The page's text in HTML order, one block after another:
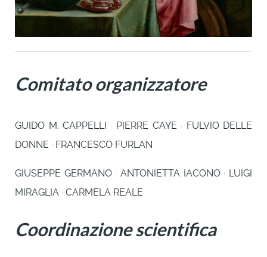
Comitato organizzatore
GUIDO M. CAPPELLI · PIERRE CAYE · FULVIO DELLE
DONNE · FRANCESCO FURLAN
GIUSEPPE GERMANO · ANTONIETTA IACONO · LUIGI
MIRAGLIA · CARMELA REALE
Coordinazione scientifica